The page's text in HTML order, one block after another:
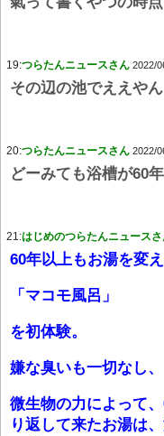
19:つらたんニュースさん 2022/
その辺の池でええやん
20:つらたんニュースさん 2022/
どーみても浴槽が60
21:はじめのつらたんニュース
60年以上もお湯を変
「マコモ風呂」
を初体験。
嫌な臭いも一切なし
微生物の力によって
り返して来たお湯は